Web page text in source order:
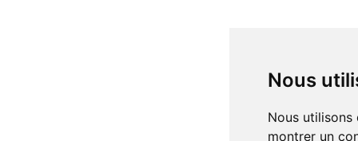
Nous
Nous utilisons des cookies et d'autres technologies de suivi pour améliorer votre expérience de navigation sur notre site, pour vous
montrer un